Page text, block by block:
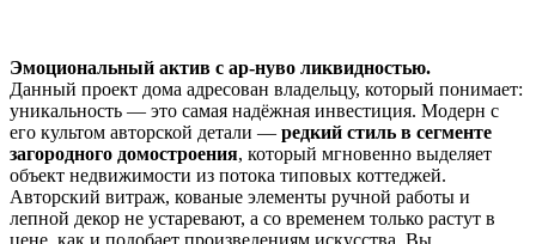
Эмоциональный актив с ар-нуво ликвидностью.
Данный проект дома адресован владельцу, который понимает:
уникальность — это самая надёжная инвестиция. Модерн с
его культом авторской детали — редкий стиль в сегменте
загородного домостроения, который мгновенно выделяет
объект недвижимости из потока типовых коттеджей.
Авторский витраж, кованые элементы ручной работы и
лепной декор не устаревают, а со временем только растут в